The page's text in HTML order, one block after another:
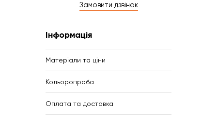
Замовити дзвінок
Інформація
Матеріали та ціни
Кольоропроба
Оплата та доставка